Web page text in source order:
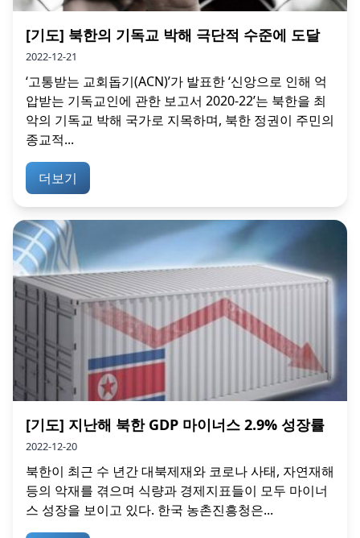
[기도] 북한의 기독교 박해 극단적 수준에 도달
2022-12-21
‘고통받는 교회돕기(ACN)’가 발표한 ‘신앙으로 인해 억
압받는 기독교인에 관한 보고서 2020-22’는 북한을 최
악의 기독교 박해 국가로 지목하며, 북한 정권이 주민의
종교적...
더보기
[기도] 지난해 북한 GDP 마이너스 2.9% 성장률
2022-12-20
북한이 최근 수 년간 대북제재와 코로나 사태, 자연재해
등의 악재를 겪으며 식량과 경제지표들이 모두 마이너
스 성장을 보이고 있다. 한국 농촌진흥청은...